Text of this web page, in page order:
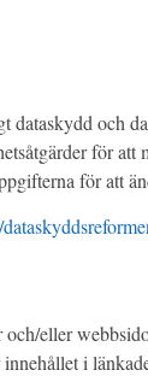
och
för
för att
eller
i